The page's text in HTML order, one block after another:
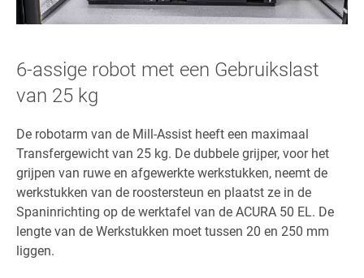
6-assige robot met een Gebruikslast
van 25 kg
De robotarm van de Mill-Assist heeft een maximaal
Transfergewicht van 25 kg. De dubbele grijper, voor het
grijpen van ruwe en afgewerkte werkstukken, neemt de
werkstukken van de roostersteun en plaatst ze in de
Spaninrichting op de werktafel van de ACURA 50 EL. De
lengte van de Werkstukken moet tussen 20 en 250 mm
liggen.